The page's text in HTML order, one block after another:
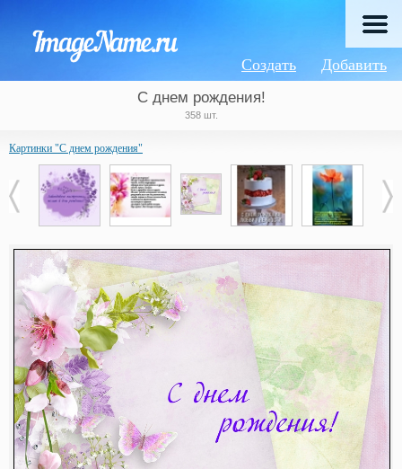
Добавить
Создать
С днем рождения!
358 шт.
Картинки "С днем рождения"